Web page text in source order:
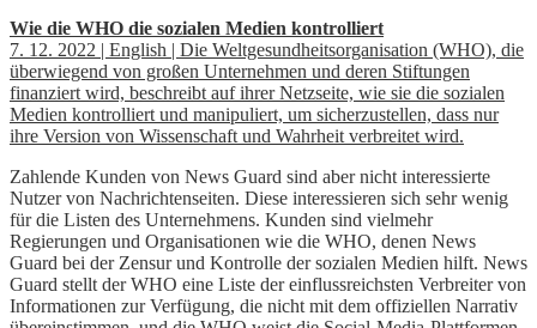
Wie die WHO die sozialen Medien kontrolliert
7. 12. 2022 | English | Die Weltgesundheitsorganisation (WHO), die
überwiegend von großen Unternehmen und deren Stiftungen
finanziert wird, beschreibt auf ihrer Netzseite, wie sie die sozialen
Medien kontrolliert und manipuliert, um sicherzustellen, dass nur
ihre Version von Wissenschaft und Wahrheit verbreitet wird.
Zahlende Kunden von News Guard sind aber nicht interessierte
Nutzer von Nachrichtenseiten. Diese interessieren sich sehr wenig
für die Listen des Unternehmens. Kunden sind vielmehr
Regierungen und Organisationen wie die WHO, denen News
Guard bei der Zensur und Kontrolle der sozialen Medien hilft. News
Guard stellt der WHO eine Liste der einflussreichsten Verbreiter von
Informationen zur Verfügung, die nicht mit dem offiziellen Narrativ